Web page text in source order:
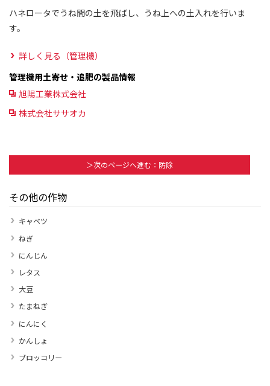
ハネロータでうね間の土を飛ばし、うね上への土入れを行いま
す。
詳しく見る（管理機）
管理機用土寄せ・追肥の製品情報
旭陽工業株式会社
株式会社ササオカ
＞次のページへ進む：防除
その他の作物
キャベツ
ねぎ
にんじん
レタス
大豆
たまねぎ
にんにく
かんしょ
ブロッコリー